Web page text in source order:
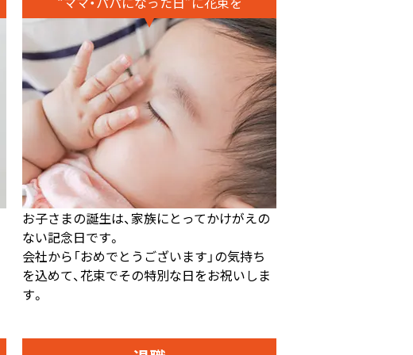
お子さまの誕生は、家族にとってかけがえの
ない記念日です。
会社から「おめでとうございます」の気持ち
を込めて、花束でその特別な日をお祝いしま
す。